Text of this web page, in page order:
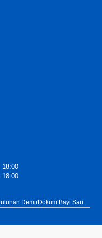
18:00
18:00
DemirDöküm Bayi Sarı
Tel: 0(222) 322 80 58